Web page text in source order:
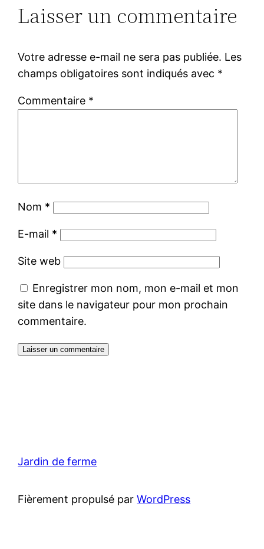
Laisser un commentaire
Votre adresse e-mail ne sera pas publiée. Les
champs obligatoires sont indiqués avec *
Commentaire *
Nom *
E-mail *
Site web
Enregistrer mon nom, mon e-mail et mon
site dans le navigateur pour mon prochain
commentaire.
Jardin de ferme
Fièrement propulsé parWordPress